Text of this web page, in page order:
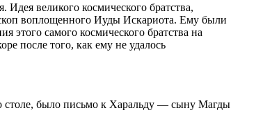
великого космического братства,
воплощенного Иуды Искариота. Ему были
этого самого космического братства на
после того, как ему не удалось
столе, было письмо к Харальду — сыну Магды